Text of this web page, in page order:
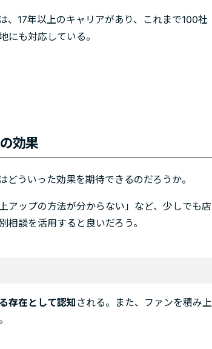
、17年以上のキャリアがあり、これまで100社
にも対応している。
効果
ういった効果を期待できるのだろうか。
アップの方法が分からない」など、少しでも店
談を活用すると良いだろう。
存在として認知 される。また、ファンを積み上